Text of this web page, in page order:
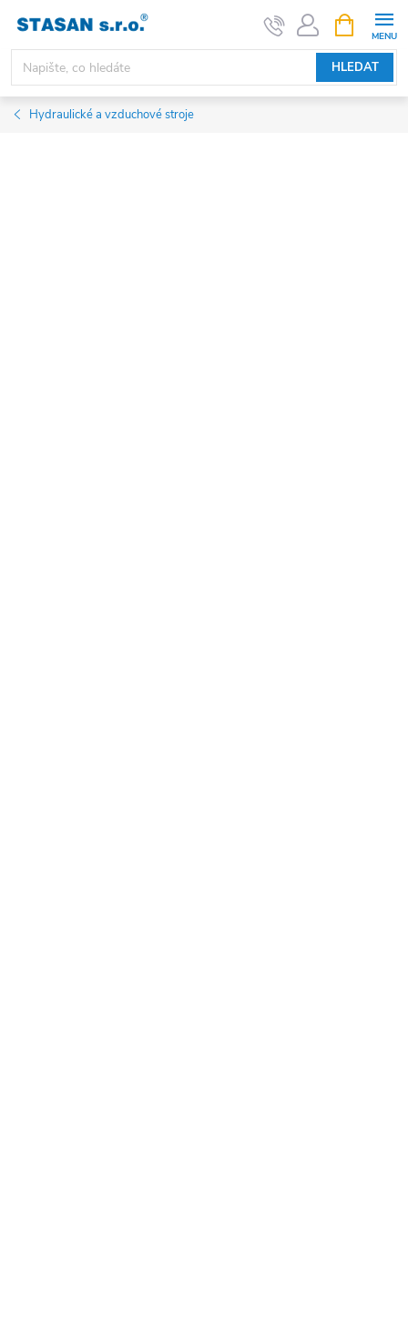
obsah
HLEDAT
NÁKUPNÍ
KOŠÍK
Hydraulické a vzduchové stroje